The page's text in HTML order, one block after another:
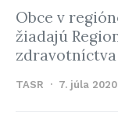
Obce v
žiadajú
zdravotníctva
TASR 7. júla 2020